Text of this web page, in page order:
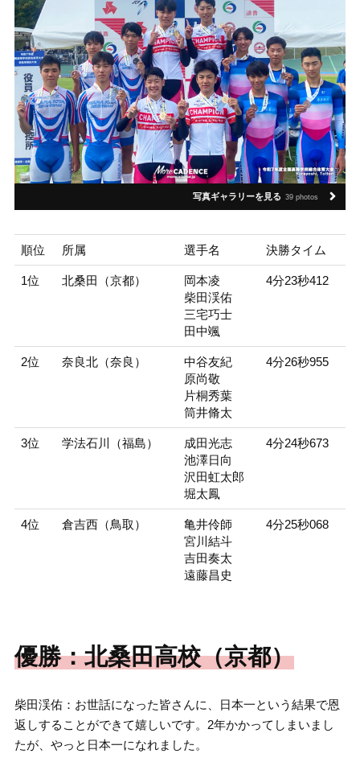
写真ギャラリーを見る 39 photos
順位 所属 選手名 決勝タイム
1位 北桑田（京都）
岡本凌
柴田渓佑
三宅巧士
田中颯
4分23秒412
2位 奈良北（奈良）
中谷友紀
原尚敬
片桐秀葉
筒井脩太
4分26秒955
3位 学法石川（福島）
成田光志
池澤日向
沢田虹太郎
堀太鳳
4分24秒673
4位 倉吉西（鳥取）
亀井伶師
宮川結斗
吉田奏太
遠藤昌史
4分25秒068
優勝：北桑田高校（京都）
柴田渓佑：お世話になった皆さんに、日本一という結果で恩
返しすることができて嬉しいです。2年かかってしまいまし
たが、やっと日本一になれました。